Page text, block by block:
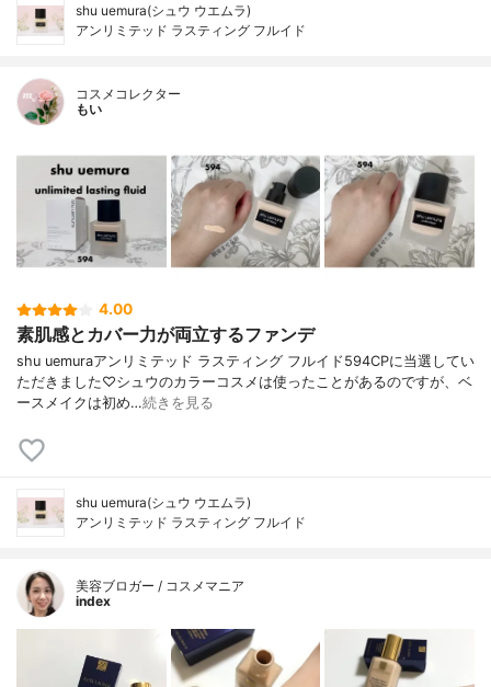
shu uemura(シュウ ウエムラ)
アンリミテッド ラスティング フルイド
コスメコレクター
もい
4.00
素肌感とカバー力が両立するファンデ
shu uemuraアンリミテッド ラスティング フルイド594CPに当選してい
ただきました♡シュウのカラーコスメは使ったことがあるのですが、ベ
ースメイクは初め…続きを見る
shu uemura(シュウ ウエムラ)
アンリミテッド ラスティング フルイド
美容ブロガー / コスメマニア
index